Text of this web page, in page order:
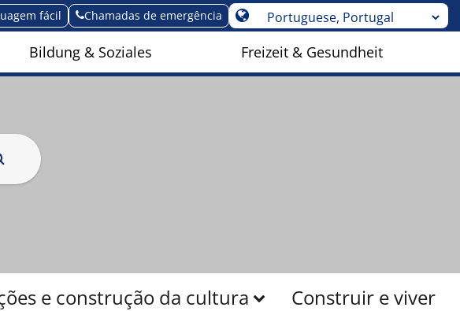
fácil Chamadas de emergência
Bildung & Soziales Freizeit & Gesundheit
e construção da cultura Construir e viver